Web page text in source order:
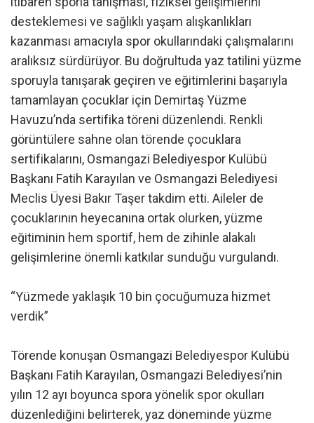
desteklemesi ve sağlıklı yaşam alışkanlıkları
kazanması amacıyla spor okullarındaki çalışmalarını
aralıksız sürdürüyor. Bu doğrultuda yaz tatilini yüzme
sporuyla tanışarak geçiren ve eğitimlerini başarıyla
tamamlayan çocuklar için Demirtaş Yüzme
Havuzu’nda sertifika töreni düzenlendi. Renkli
görüntülere sahne olan törende çocuklara
sertifikalarını, Osmangazi Belediyespor Kulübü
Başkanı Fatih Karayılan ve Osmangazi Belediyesi
Meclis Üyesi Bakır Taşer takdim etti. Aileler de
çocuklarının heyecanına ortak olurken, yüzme
eğitiminin hem sportif, hem de zihinle alakalı
gelişimlerine önemli katkılar sunduğu vurgulandı.
“Yüzmede yaklaşık 10 bin çocuğumuza hizmet
verdik”
Törende konuşan Osmangazi Belediyespor Kulübü
Başkanı Fatih Karayılan, Osmangazi Belediyesi’nin
yılın 12 ayı boyunca spora yönelik spor okulları
düzenlediğini belirterek, yaz döneminde yüzme